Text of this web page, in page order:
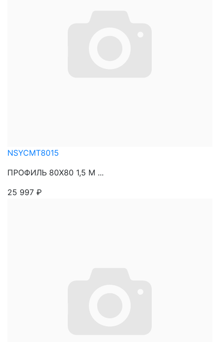
NSYCMT8015
ПРОФИЛЬ 80Х80 1,5 М ...
25 997 ₽